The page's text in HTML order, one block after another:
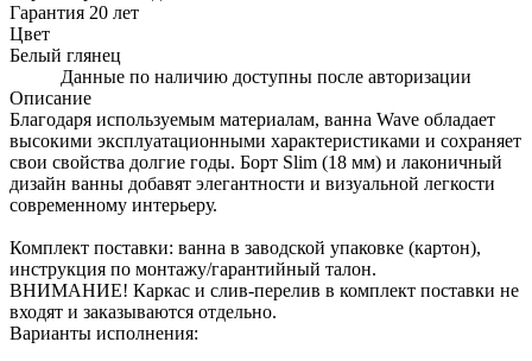
Гарантия 20 лет
Цвет
Белый глянец
Данные по наличию доступны после авторизации
Описание
Благодаря используемым материалам, ванна Wave обладает
высокими эксплуатационными характеристиками и сохраняет
свои свойства долгие годы. Борт Slim (18 мм) и лаконичный
дизайн ванны добавят элегантности и визуальной легкости
современному интерьеру.
Комплект поставки: ванна в заводской упаковке (картон),
инструкция по монтажу/гарантийный талон.
ВНИМАНИЕ! Каркас и слив-перелив в комплект поставки не
входят и заказываются отдельно.
Варианты исполнения: